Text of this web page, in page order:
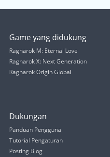
Game yang didukung
Ragnarok M: Eternal Love
Ragnarok X: Next Generation
Ragnarok Origin Global
Dukungan
Panduan Pengguna
Tutorial Pengaturan
Posting Blog